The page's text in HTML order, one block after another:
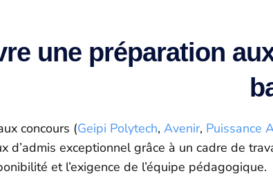
une préparation
concours (Geipi Polytech, Avenir, Puissance
d’admis exceptionnel grâce à un cadre de
et l’exigence de l’équipe pédagogique.